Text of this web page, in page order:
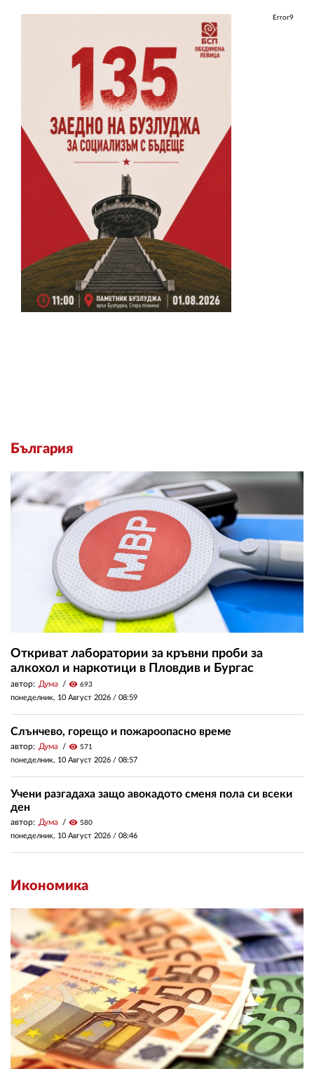
Error9
България
Откриват лаборатории за кръвни проби за
алкохол и наркотици в Пловдив и Бургас
автор: Дума visibility 693
понеделник, 10 Август 2026 / 08:59
Слънчево, горещо и пожароопасно време
автор: Дума visibility 571
понеделник, 10 Август 2026 / 08:57
Учени разгадаха защо авокадото сменя пола си всеки
ден
автор: Дума visibility 580
понеделник, 10 Август 2026 / 08:46
Икономика